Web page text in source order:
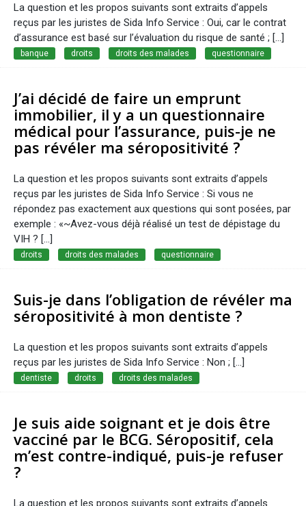
La question et les propos suivants sont extraits d’appels
reçus par les juristes de Sida Info Service : Oui, car le contrat
d’assurance est basé sur l’évaluation du risque de santé ; [...]
banque droits droits des malades questionnaire
J’ai décidé de faire un emprunt
immobilier, il y a un questionnaire
médical pour l’assurance, puis-je ne
pas révéler ma séropositivité ?
La question et les propos suivants sont extraits d’appels
reçus par les juristes de Sida Info Service : Si vous ne
répondez pas exactement aux questions qui sont posées, par
exemple : «~Avez-vous déjà réalisé un test de dépistage du
VIH ? [...]
droits droits des malades questionnaire
Suis-je dans l’obligation de révéler ma
séropositivité à mon dentiste ?
La question et les propos suivants sont extraits d’appels
reçus par les juristes de Sida Info Service : Non ; [...]
dentiste droits droits des malades
Je suis aide soignant et je dois être
vacciné par le BCG. Séropositif, cela
m’est contre-indiqué, puis-je refuser
?
La question et les propos suivants sont extraits d’appels